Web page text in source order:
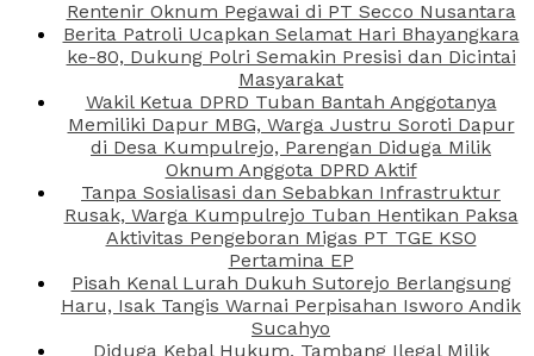
Rentenir Oknum Pegawai di PT Secco Nusantara
Berita Patroli Ucapkan Selamat Hari Bhayangkara
ke-80, Dukung Polri Semakin Presisi dan Dicintai
Masyarakat
Wakil Ketua DPRD Tuban Bantah Anggotanya
Memiliki Dapur MBG, Warga Justru Soroti Dapur
di Desa Kumpulrejo, Parengan Diduga Milik
Oknum Anggota DPRD Aktif
Tanpa Sosialisasi dan Sebabkan Infrastruktur
Rusak, Warga Kumpulrejo Tuban Hentikan Paksa
Aktivitas Pengeboran Migas PT TGE KSO
Pertamina EP
Pisah Kenal Lurah Dukuh Sutorejo Berlangsung
Haru, Isak Tangis Warnai Perpisahan Isworo Andik
Sucahyo
Diduga Kebal Hukum, Tambang Ilegal Milik